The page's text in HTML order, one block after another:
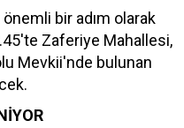
bir adım olarak
Zaferiye Mahallesi,
Mevkii'nde bulunan